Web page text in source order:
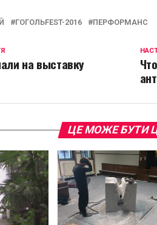
ГОГОЛЬFEST-2016 ПЕРФОРМАНС
на выставку
ЦЕ МОЖЕ БУТИ